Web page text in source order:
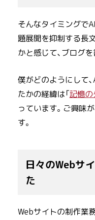
そんなタイミングで
題展開を抑制する長
かと感じて、ブログ
僕がどのようにして
たかの経緯は「記憶
っています。ご興味
す。
日々のWebサ
た
Webサイトの制作業